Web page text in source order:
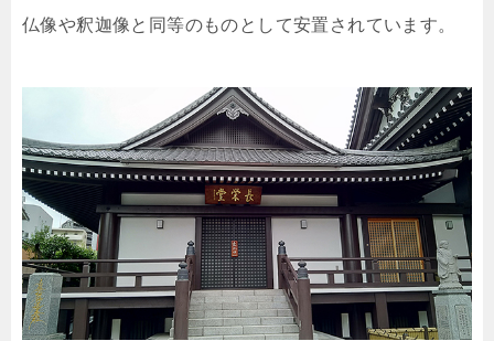
仏像や釈迦像と同等のものとして安置されています。